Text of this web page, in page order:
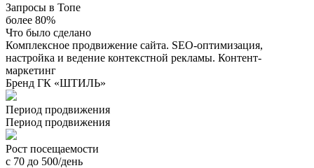
Запросы в Топе
более 80%
Что было сделано
Комплексное продвижение сайта. SEO-оптимизация,
настройка и ведение контекстной рекламы. Контент-
маркетинг
Бренд ГК «ШТИЛЬ»
Период продвижения
Период продвижения
Рост посещаемости
с 70 до 500/день